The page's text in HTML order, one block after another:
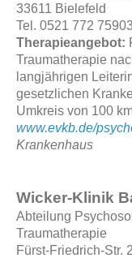
33611 Bielefeld
Tel. 0521 772 75903
Therapieangebot:
Traumatherapie
langjährigen
gesetzlichen
Umkreis von 100
www.evkb.de/
Krankenhaus
Wicker-Klinik
Abteilung
Traumatherapie
Fürst-Friedrich-Str.